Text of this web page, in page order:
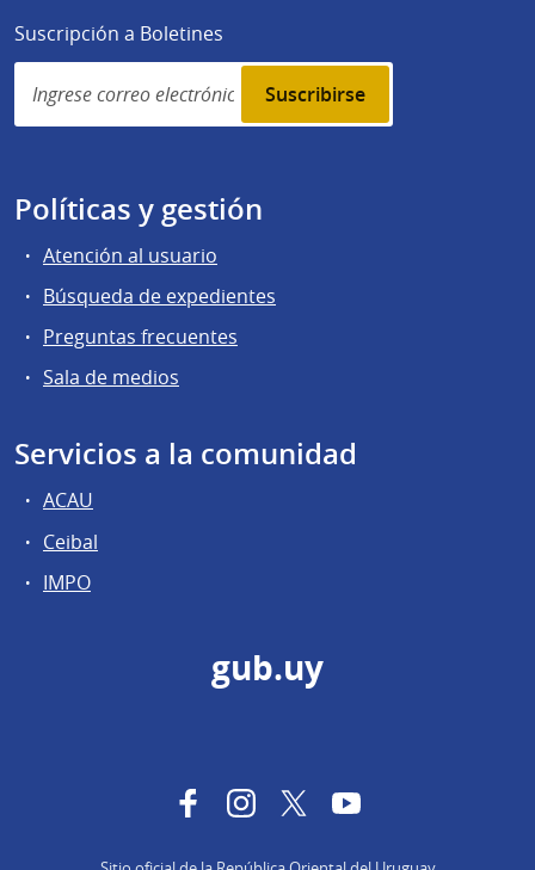
Suscripción a Boletines
Simplenews
subscription
Políticas y gestión
Atención al usuario
Búsqueda de expedientes
Preguntas frecuentes
Sala de medios
Servicios a la comunidad
ACAU
Ceibal
IMPO
gub.uy
FacebookInstagram
TwitterYouTube